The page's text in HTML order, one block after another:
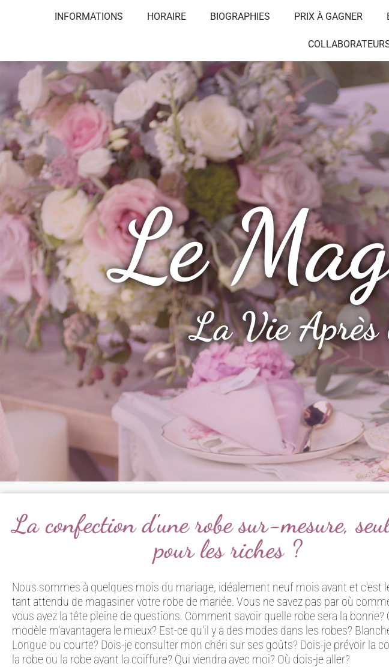
INFORMATIONS HORAIRE BIOGRAPHIES PRIX À GAGNER
Le
La Vie
La confection d’une robe sur-mesure,
pour les riches ?
Nous sommes à quelques mois du mariage, idéalement neuf mois avant et c’est
tant attendu de magasiner votre robe de mariée. Vous ne savez pas par où
vous avez la tête pleine de questions. Comment savoir quelle robe sera la bonne?
modèle m’avantagera le mieux? Est-ce qu’il y a des modes dans les robes?
Longue ou courte? Dois-je consulter mon chéri sur ses goûts? Dois-je prévoir la
la robe ou la robe avant la coiffure? Qui viendra avec moi? Où dois-je aller?